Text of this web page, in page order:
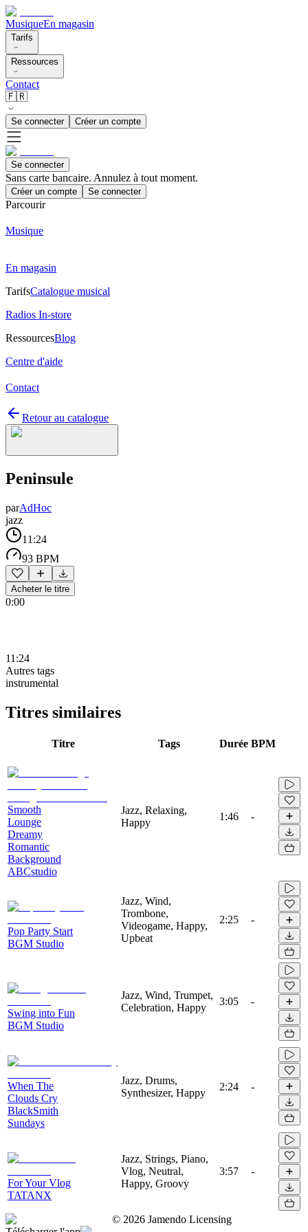
MusiqueEn magasin
Tarifs
Ressources
Contact
🇫🇷
Se connecter Créer un compte
Se connecter
Sans carte bancaire. Annulez à tout moment.
Créer un compte Se connecter
Parcourir
Musique
En magasin
TarifsCatalogue musical
Radios In-store
RessourcesBlog
Centre d'aide
Contact
Retour au catalogue
Peninsule
parAdHoc
jazz
11:24
93 BPM
Acheter le titre
0:00
11:24
Autres tags
instrumental
Titres similaires
Titre Tags Durée BPM
Smooth
Lounge
Dreamy
Romantic
Background
ABCstudio
Jazz, Relaxing,
Happy
1:46 -
Pop Party Start
BGM Studio
Jazz, Wind,
Trombone,
Videogame, Happy,
Upbeat
2:25 -
Swing into Fun
BGM Studio
Jazz, Wind, Trumpet,
Celebration, Happy
3:05 -
When The
Clouds Cry
BlackSmith
Sundays
Jazz, Drums,
Synthesizer, Happy
2:24 -
For Your Vlog
TATANX
Jazz, Strings, Piano,
Vlog, Neutral,
Happy, Groovy
3:57 -
© 2026 Jamendo Licensing